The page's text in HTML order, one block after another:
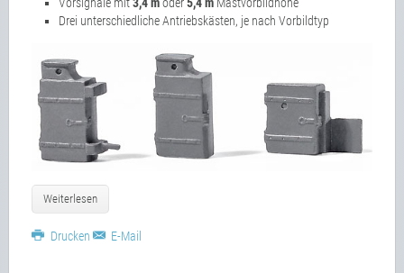
Drei unterschiedliche Antriebskästen, je nach Vorbildtyp
Weiterlesen
Drucken E-Mail